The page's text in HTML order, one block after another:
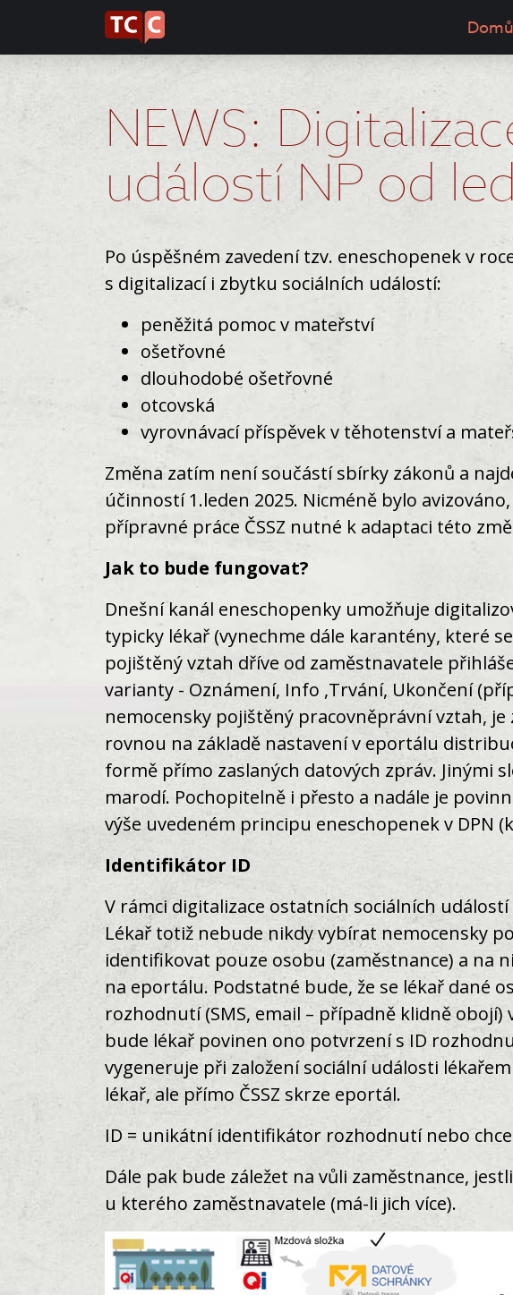
Domů
NEWS:
událostí NP od
Po úspěšném zavedení tzv. eneschopenek v
s digitalizací i zbytku sociálních událostí:
peněžitá pomoc v mateřství
ošetřovné
dlouhodobé ošetřovné
otcovská
vyrovnávací příspěvek v těhotenství a
Změna zatím není součástí sbírky zákonů a
účinností 1.leden 2025. Nicméně bylo
přípravné práce ČSSZ nutné k adaptaci této
Jak to bude fungovat?
Dnešní kanál eneschopenky umožňuje
typicky lékař (vynechme dále karantény, které
pojištěný vztah dříve od zaměstnavatele
varianty - Oznámení, Info ,Trvání, Ukončení
nemocensky pojištěný pracovněprávní vztah,
rovnou na základě nastavení v eportálu
formě přímo zaslaných datových zpráv. Jinými
marodí. Pochopitelně i přesto a nadále je
výše uvedeném principu eneschopenek v DPN
Identifikátor ID
V rámci digitalizace ostatních sociálních
Lékař totiž nebude nikdy vybírat nemocensky
identifikovat pouze osobu (zaměstnance) a na
na eportálu. Podstatné bude, že se lékař dané
rozhodnutí (SMS, email – případně klidně
bude lékař povinen ono potvrzení s ID
vygeneruje při založení sociální události
lékař, ale přímo ČSSZ skrze eportál.
ID = unikátní identifikátor rozhodnutí nebo
Dále pak bude záležet na vůli zaměstnance,
u kterého zaměstnavatele (má-li jich více).